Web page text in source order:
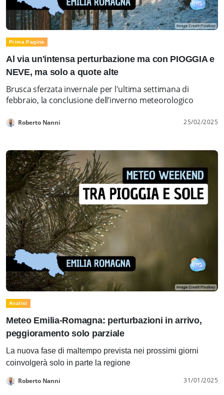
Prima Pagina
Al via un'intensa perturbazione ma con PIOGGIA e
NEVE, ma solo a quote alte
Brusca sferzata invernale per l'ultima settimana di
febbraio, la conclusione dell’inverno meteorologico
Roberto Nanni 25/02/2025
Analisi
Meteo Emilia-Romagna: perturbazioni in arrivo,
peggioramento solo parziale
La nuova fase di maltempo prevista nei prossimi giorni
coinvolgerà solo in parte la regione
Roberto Nanni 31/01/2025